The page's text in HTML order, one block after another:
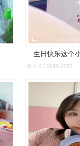
生日快乐这个
图片尺寸1080x1080